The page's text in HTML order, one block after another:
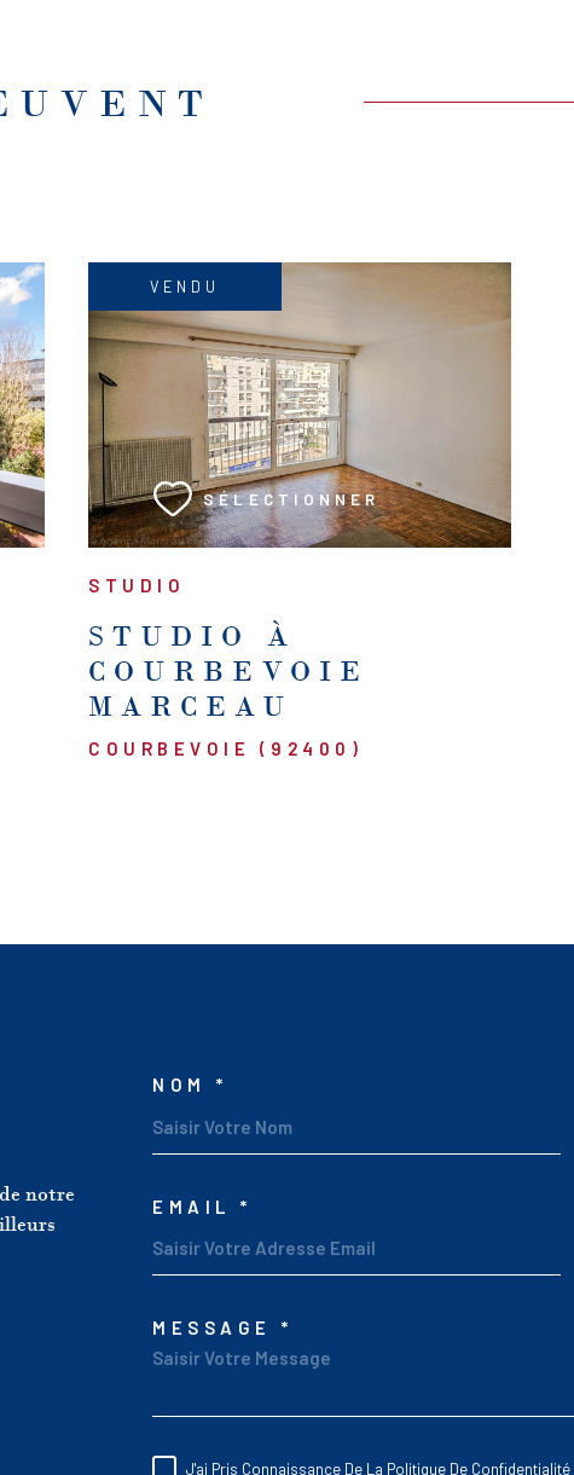
STUDIO
STUDIO À
COURBEVOIE
MARCEAU
COURBEVOIE (92400)
VENDU
SÉLECTIONNER
VOIR LE BIEN
notre
NOM *
EMAIL *
MESSAGE *
J'ai Pris Connaissance De La Politique De